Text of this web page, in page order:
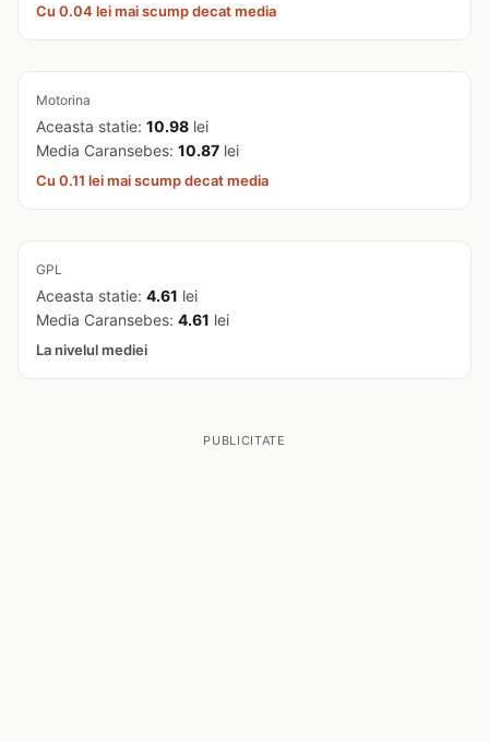
Cu 0.04 lei mai scump decat media
Motorina
Aceasta statie: 10.98 lei
Media Caransebes: 10.87 lei
Cu 0.11 lei mai scump decat media
GPL
Aceasta statie: 4.61 lei
Media Caransebes: 4.61 lei
La nivelul mediei
PUBLICITATE